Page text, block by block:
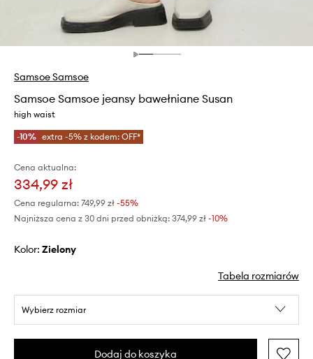
Samsoe Samsoe
Samsoe Samsoe jeansy bawełniane Susan
high waist
-10% extra -5% z kodem: OFF*
Cena aktualna:
334,99 zł
Cena regularna: 749,99 zł -55%
Najniższa cena z 30 dni przed obniżką: 374,99 zł -10%
Kolor: zielony
Tabela rozmiarów
Wybierz rozmiar
Dodaj do koszyka